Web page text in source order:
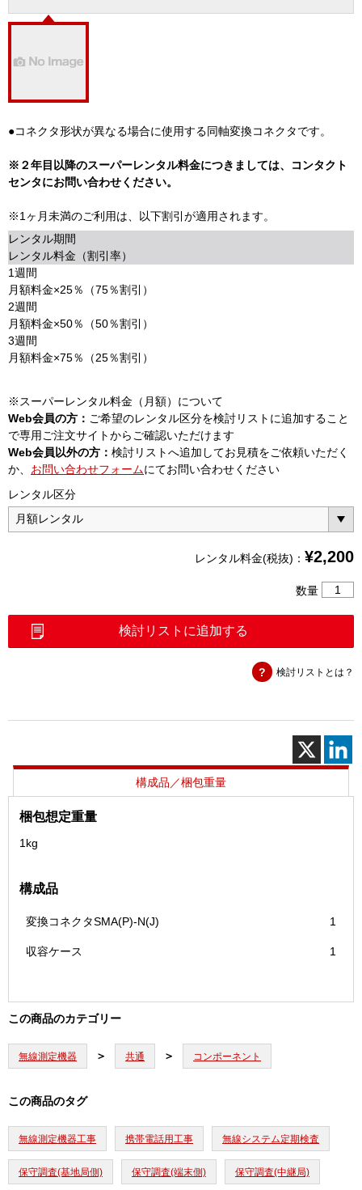
●コネクタ形状が異なる場合に使用する同軸変換コネクタです。
※２年目以降のスーパーレンタル料金につきましては、コンタクト
センタにお問い合わせください。
※1ヶ月未満のご利用は、以下割引が適用されます。
レンタル期間
レンタル料金（割引率）
1週間
月額料金×25％（75％割引）
2週間
月額料金×50％（50％割引）
3週間
月額料金×75％（25％割引）
※スーパーレンタル料金（月額）について
Web会員の方： ご希望のレンタル区分を検討リストに追加すること
で専用ご注文サイトからご確認いただけます
Web会員以外の方： 検討リストへ追加してお見積をご依頼いただく
か、 お問い合わせフォームにてお問い合わせください
レンタル区分
レンタル料金(税抜)： ¥2,200
数量
ネ
SMA(P)
－
N(J)
検討リストに追加する
検討リストとは？
構成品／梱包重量
梱包想定重量
1kg
構成品
変換コネクタSMA(P)-N(J) 1
収容ケース 1
この商品のカテゴリー
無線測定機器 共通 コンポーネント
この商品のタグ
無線測定機器工事 携帯電話用工事 無線システム定期検査
保守調査(基地局側) 保守調査(端末側) 保守調査(中継局)